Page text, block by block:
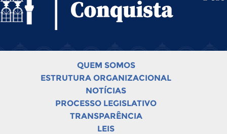
QUEM SOMOS
ESTRUTURA ORGANIZACIONAL
NOTÍCIAS
PROCESSO LEGISLATIVO
TRANSPARÊNCIA
LEIS